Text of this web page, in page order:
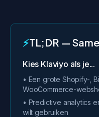
⚡TL;DR —
Kies Klaviyo als je...
• Een grote Shopify-,
WooCommerce-
• Predictive analytics
wilt gebruiken